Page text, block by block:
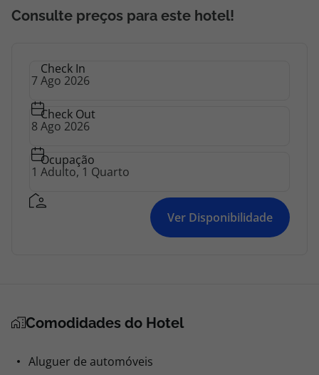
Consulte preços para este hotel!
Check In
Check Out
Ocupação
Ver Disponibilidade
Comodidades do Hotel
Aluguer de automóveis